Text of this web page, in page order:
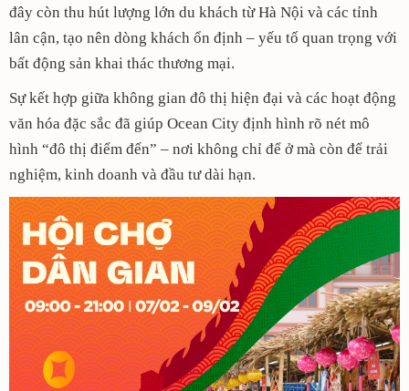
đây còn thu hút lượng lớn du khách từ Hà Nội và các tỉnh
lân cận, tạo nên dòng khách ổn định – yếu tố quan trọng với
bất động sản khai thác thương mại.
Sự kết hợp giữa không gian đô thị hiện đại và các hoạt động
văn hóa đặc sắc đã giúp Ocean City định hình rõ nét mô
hình “đô thị điểm đến” – nơi không chỉ để ở mà còn để trải
nghiệm, kinh doanh và đầu tư dài hạn.